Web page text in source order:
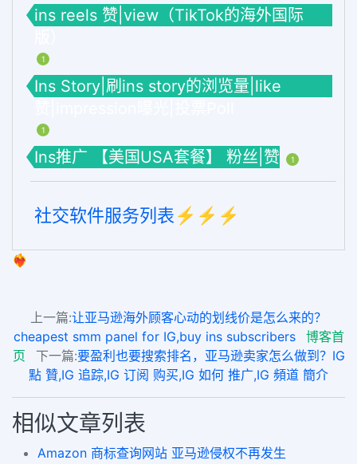
ins reels 赞|view（TikTok的海外国际
1
Ins Story|刷ins story的浏览量|like
1
Ins推广 【美国USA套餐】 粉丝|赞 1
社交软件服务列表⚡️⚡️⚡️
❤️‍🔥
上一篇:让亚马逊海外顾客心动的划线价是怎么来的？
cheapest smm panel for IG,buy ins subscribers
博客首
页
下一篇:要盈利也要搜索排名，亚马逊卖家怎么做到？IG
點 贊,IG 追踪,IG 订阅 购买,IG 如何 推广,IG 頻道 簡介
相似文章列表
Amazon 商标查询网站 亚马逊侵权不再发生